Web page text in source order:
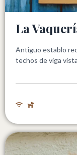
La
Antiguo establo
techos de viga